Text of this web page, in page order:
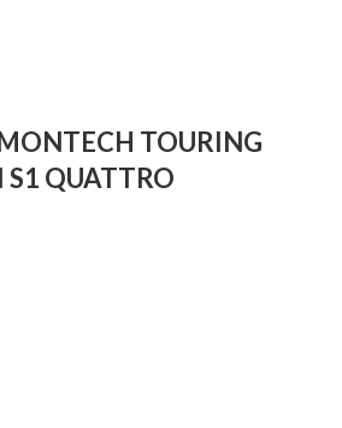
TOURING
QUATTRO